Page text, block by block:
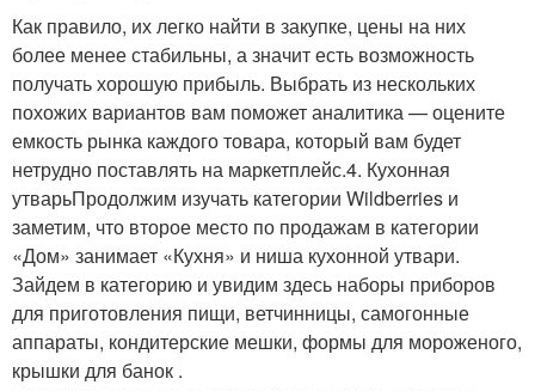
Как правило, их легко найти в закупке, цены на них
более менее стабильны, а значит есть возможность
получать хорошую прибыль. Выбрать из нескольких
похожих вариантов вам поможет аналитика — оцените
емкость рынка каждого товара, который вам будет
нетрудно поставлять на маркетплейс.4. Кухонная
утварьПродолжим изучать категории Wildberries и
заметим, что второе место по продажам в категории
«Дом» занимает «Кухня» и ниша кухонной утвари.
Зайдем в категорию и увидим здесь наборы приборов
для приготовления пищи, ветчинницы, самогонные
аппараты, кондитерские мешки, формы для мороженого,
крышки для банок .